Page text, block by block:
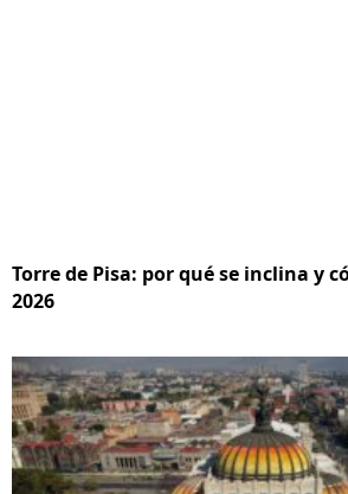
Torre de Pisa: por qué se inclina y
2026